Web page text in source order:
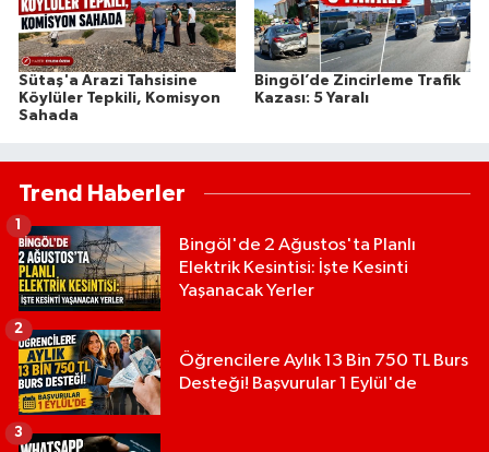
Sütaş'a Arazi Tahsisine
Köylüler Tepkili, Komisyon
Sahada
Bingöl’de Zincirleme Trafik
Kazası: 5 Yaralı
Trend Haberler
Bingöl'de 2 Ağustos'ta Planlı
Elektrik Kesintisi: İşte Kesinti
Yaşanacak Yerler
1
Öğrencilere Aylık 13 Bin 750 TL Burs
Desteği! Başvurular 1 Eylül'de
2
3